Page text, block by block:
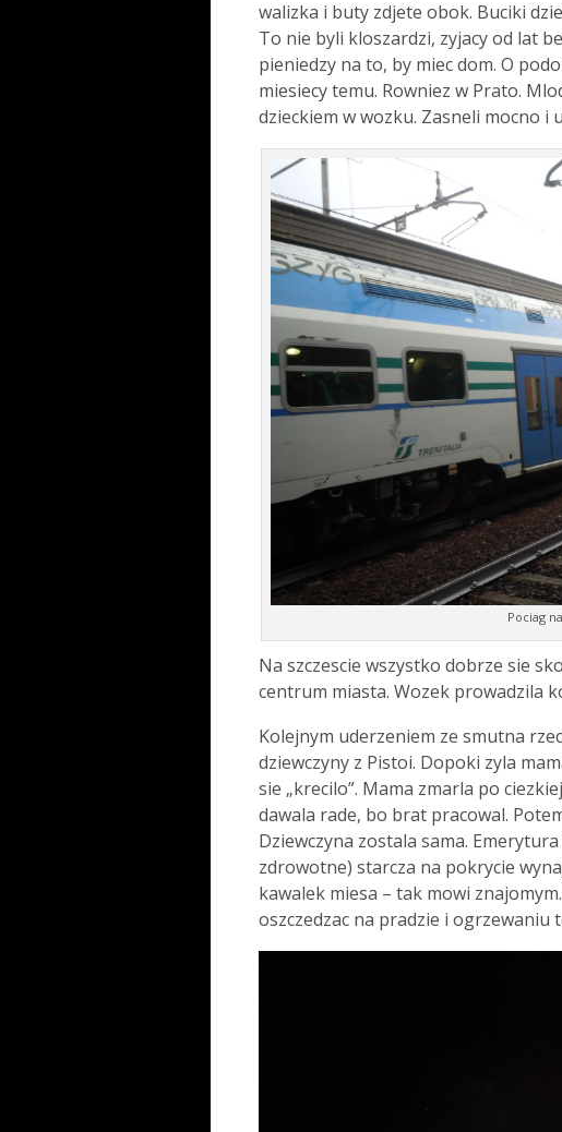
walizka i buty zdjete obok. Buciki
To nie byli kloszardzi, zyjacy od lat
pieniedzy na to, by miec dom. O
miesiecy temu. Rowniez w Prato.
dzieckiem w wozku. Zasneli mocno i
Pociag
Na szczescie wszystko dobrze sie
centrum miasta. Wozek prowadzila
Kolejnym uderzeniem ze smutna
dziewczyny z Pistoi. Dopoki zyla
sie „krecilo”. Mama zmarla po
dawala rade, bo brat pracowal.
Dziewczyna zostala sama.
zdrowotne) starcza na pokrycie
kawalek miesa – tak mowi
oszczedzac na pradzie i ogrzewaniu